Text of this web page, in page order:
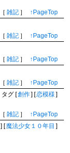
［ 雑記 ］ ↑PageTop
［ 雑記 ］ ↑PageTop
［ 雑記 ］ ↑PageTop
［ 雑記 ］
↑PageTop
タグ [創作] [恋模様]
［ 雑記 ］
↑PageTop
] [ 魔法少女１０年目 ]